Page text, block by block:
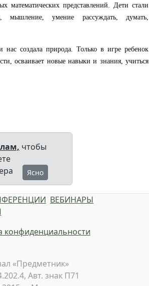
математических представлений. Дети стали
мышление, умение рассуждать, думать,
нас создала природа. Только в игре ребенок
осваивает новые навыки и знания, учиться
чтобы
Ясно
ВЕБИНАРЫ
конфиденциальности
«Предметник»
Авт. знак П71